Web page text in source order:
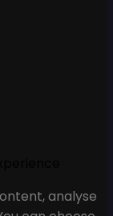
analyse